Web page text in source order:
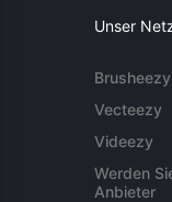
Unser
Brusheezy
Vecteezy
Videezy
Werden
Anbieter